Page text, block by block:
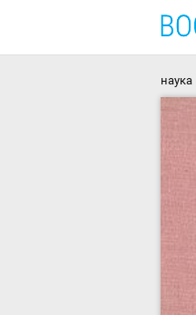
наука